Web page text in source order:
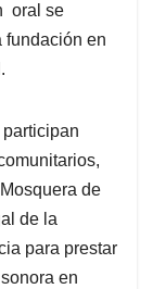
oral se
fundación en
de
de la
para prestar
en